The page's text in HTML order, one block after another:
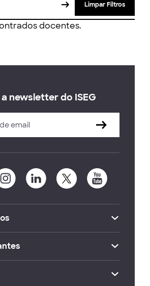
Limpar Filtros
docentes.
newsletter do ISEG